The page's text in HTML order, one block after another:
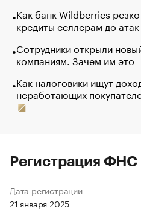
Как банк Wildberries
кредиты селлерам до
Сотрудники открыли
компаниям. Зачем им это
Как налоговики ищут
неработающих
Регистрация ФНС
Дата регистрации
21 января 2025